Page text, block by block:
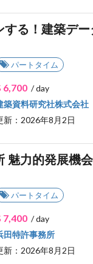
る！建築デー
パートタイム
6,700/ day
築資料研究社株式会社
：2026年8月2日
魅力的発展機
パートタイム
7,400/ day
田特許事務所
：2026年8月2日